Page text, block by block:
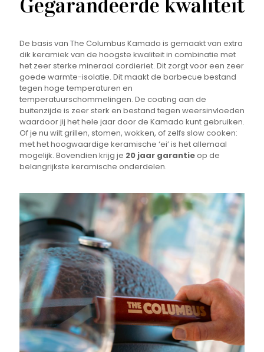
Gegarandeerde kwaliteit
De basis van The Columbus Kamado is gemaakt van extra
dik keramiek van de hoogste kwaliteit in combinatie met
het zeer sterke mineraal cordieriet. Dit zorgt voor een zeer
goede warmte-isolatie. Dit maakt de barbecue bestand
tegen hoge temperaturen en
temperatuurschommelingen. De coating aan de
buitenzijde is zeer sterk en bestand tegen weersinvloeden
waardoor jij het hele jaar door de Kamado kunt gebruiken.
Of je nu wilt grillen, stomen, wokken, of zelfs slow cooken:
met het hoogwaardige keramische ‘ei’ is het allemaal
mogelijk. Bovendien krijg je 20 jaar garantieop de
belangrijkste keramische onderdelen.